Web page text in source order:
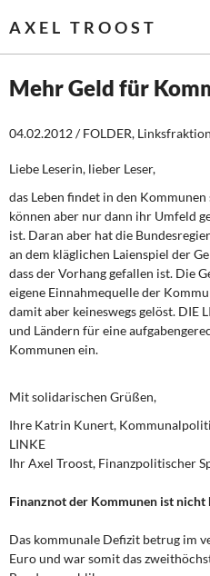
AXEL TROOST
Themen
Leitlinien linker Wirtschafts-
Wirtschaftspolitik
Steuer- und Finanzpolitik
Öffentliche Infrastruktur
DIE LINKE
Weitere Themen
Memo-Gruppe
Institut Solidarische
Mehr Geld für
04.02.2012 / FOLDER,
Liebe Leserin, lieber Leser,
das Leben findet in den
können aber nur dann ihr Umfeld
ist. Daran aber hat die
an dem kläglichen Laienspiel der
dass der Vorhang gefallen ist. Die
eigene Einnahmequelle der
damit aber keineswegs gelöst. DIE
und Ländern für eine
Kommunen ein.
Mit solidarischen Grüßen,
Ihre Katrin Kunert,
LINKE
Ihr Axel Troost, Finanzpolitischer
Finanznot der Kommunen ist nicht
Das kommunale Defizit betrug im
Euro und war somit das